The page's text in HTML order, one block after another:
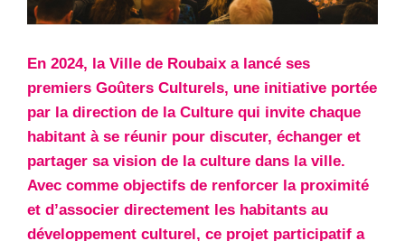
En 2024, la Ville de Roubaix a lancé ses
premiers Goûters Culturels, une initiative portée
par la direction de la Culture qui invite chaque
habitant à se réunir pour discuter, échanger et
partager sa vision de la culture dans la ville.
Avec comme objectifs de renforcer la proximité
et d’associer directement les habitants au
développement culturel, ce projet participatif a